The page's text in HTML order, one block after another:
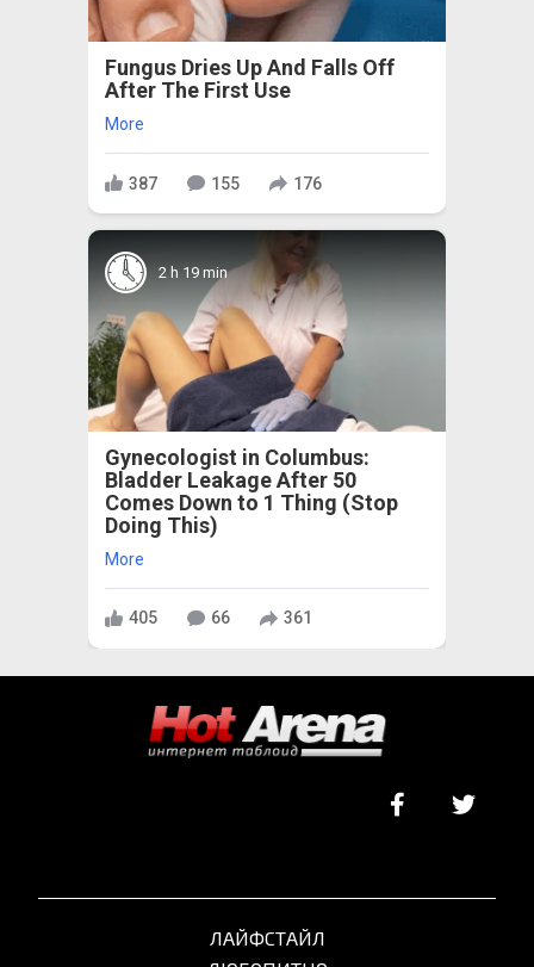
Fungus Dries Up And Falls Off
After The First Use
More
387 155 176
2 h 19 min
Gynecologist in Columbus:
Bladder Leakage After 50
Comes Down to 1 Thing (Stop
Doing This)
More
405 66 361
ЛАЙФСТАЙЛ